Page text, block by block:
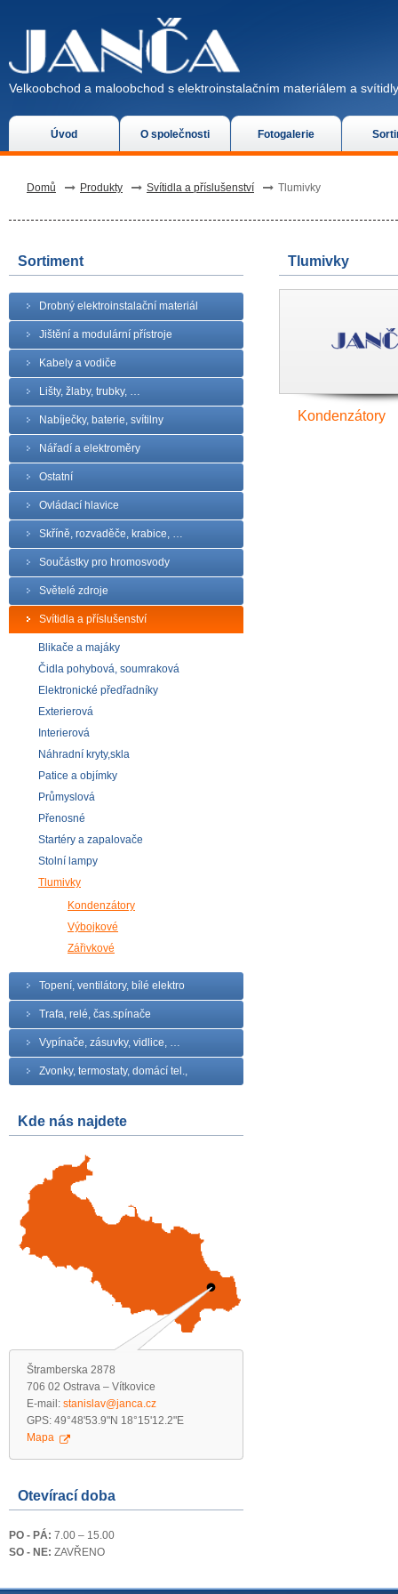
Úvod O společnosti Fotogalerie
Velkoobchod a maloobchod s elektroinstalačním materiálem a
Domů Produkty Svítidla a příslušenství Tlumivky
Sortiment
Drobný elektroinstalační materiál
Jištění a modulární přístroje
Kabely a vodiče
Lišty, žlaby, trubky, …
Nabíječky, baterie, svítilny
Nářadí a elektroměry
Ostatní
Ovládací hlavice
Skříně, rozvaděče, krabice, …
Součástky pro hromosvody
Světelé zdroje
Svítidla a příslušenství
Blikače a majáky
Čidla pohybová, soumraková
Elektronické předřadníky
Exterierová
Interierová
Náhradní kryty,skla
Patice a objímky
Průmyslová
Přenosné
Startéry a zapalovače
Stolní lampy
Tlumivky
Kondenzátory
Výbojkové
Zářivkové
Topení, ventilátory, bílé elektro
Trafa, relé, čas.spínače
Vypínače, zásuvky, vidlice, …
Zvonky, termostaty, domácí tel.,
Kde nás najdete
Štramberska 2878
706 02 Ostrava – Vítkovice
E-mail: stanislav@janca.cz
GPS: 49°48'53.9"N 18°15'12.2"E
Mapa
Otevírací doba
PO - PÁ: 7.00 – 15.00
SO - NE: ZAVŘENO
Tlumivky
Kondenzátory